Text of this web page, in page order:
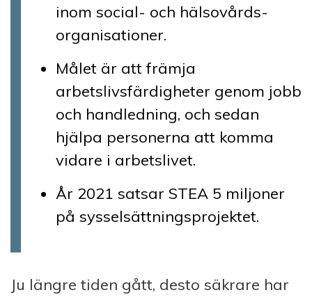
inom social- och hälsovårds­
organisationer.
Målet är att främja
arbetslivsfärdigheter genom jobb
och handledning, och sedan
hjälpa personerna att komma
vidare i arbetslivet.
År 2021 satsar STEA 5 miljoner
på sysselsättningsprojektet.
Ju längre tiden gått, desto säkrare har